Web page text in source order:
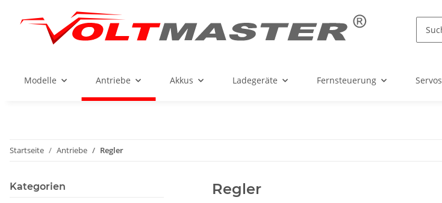
Modelle Antriebe Akkus Ladegeräte Fernsteuerung Servos
Startseite Antriebe Regler
Regler
Kategorien